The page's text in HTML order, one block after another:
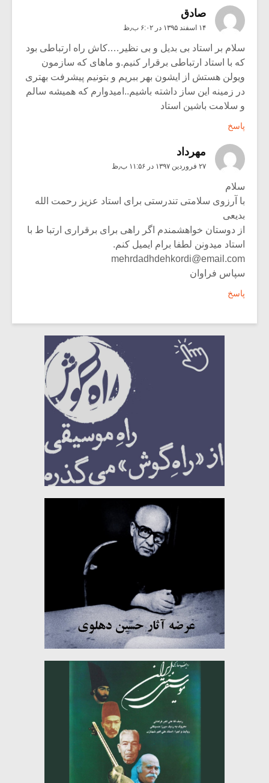
صادق
۱۴ اسفند ۱۳۹۵ در ۶:۰۲ ب٫ظ
سلام بر استاد بی بدیل و بی نظیر….کاش راه ارتباطی بود
که با استاد ارتباطی برقرار کنیم.و ماهای که سازمون
ویولن هستش از ایشون بهر ببریم و بتونیم پیشرفت بهتری
در زمینه این ساز داشته باشیم..امیدوارم که همیشه سالم
و سلامت باشین استاد
پاسخ
مهرداد
۲۷ فروردین ۱۳۹۷ در ۱۱:۵۶ ب٫ظ
سلام
با آرزوی سلامتی تندرستی برای استاد عزیز رحمت الله
بدیعی
از دوستان خواهشمندم اگر راهی برای برقراری ارتبا ط با
استاد میدونن لطفا برام ایمیل کنم.
mehrdadhdehkordi@email.com
سپاس فراوان
پاسخ